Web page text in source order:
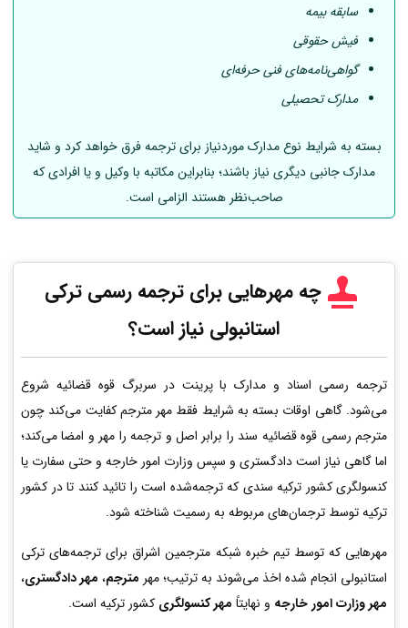
سابقه بیمه
فیش حقوقی
گواهی‌نامه‌های فنی حرفه‌ای
مدارک تحصیلی
بسته به شرایط نوع مدارک موردنیاز برای ترجمه فرق خواهد کرد و شاید
مدارک جانبی دیگری نیاز باشند؛ بنابراین مکاتبه با وکیل و یا افرادی که
صاحب‌نظر هستند الزامی است.
چه مهرهایی برای ترجمه رسمی ترکی
استانبولی نیاز است؟
ترجمه رسمی اسناد و مدارک با پرینت در سربرگ قوه قضائیه شروع
می‌شود. گاهی اوقات بسته به شرایط فقط مهر مترجم کفایت می‌کند چون
مترجم رسمی قوه قضائیه سند را برابر اصل و ترجمه را مهر و امضا می‌کند؛
اما گاهی نیاز است دادگستری و سپس وزارت امور خارجه و حتی سفارت یا
کنسولگری کشور ترکیه سندی که ترجمه‌شده است را تائید کنند تا در کشور
ترکیه توسط ترجمان‌های مربوطه به رسمیت شناخته شود.
مهرهایی که توسط تیم خبره شبکه مترجمین اشراق برای ترجمه‌های ترکی
استانبولی انجام شده اخذ می‌شوند به ترتیب؛ مهر مترجم، مهر دادگستری،
مهر وزارت امور خارجه و نهایتاً مهر کنسولگری کشور ترکیه است.